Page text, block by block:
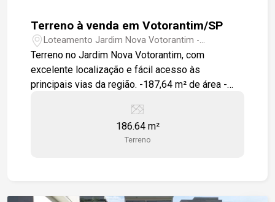
Terreno à venda em Votorantim/SP
Loteamento Jardim Nova Votorantim -
Votorantim/SP
Terreno no Jardim Nova Votorantim, com
excelente localização e fácil acesso às
principais vias da região. -187,64 m² de área -
Avenida Pedro Augusto Rangel -Fácil acesso à
Estrada José Celeste Excelente oportunidade
para construir. -Acesso a Estrada José Celeste
186.64 m²
Terreno